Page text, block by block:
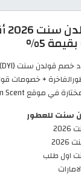
+ خصومات
سنت للعطور
اول طلب